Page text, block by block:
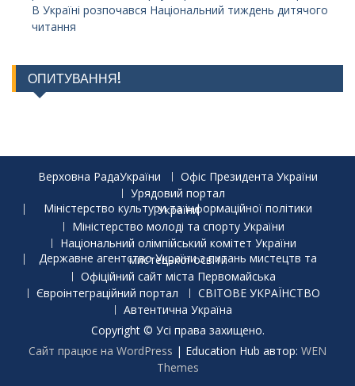
В Україні розпочався Національний тиждень дитячого
читання
ОПИТУВАННЯ!
Верховна РадаУкраїни
Офіс Президента України
Урядовий портал
Міністерство культури та інформаційної політики України
Міністерство молоді та спорту України
Національний олімпійський комітет України
Державне агентство України з питань мистецтв та мистецької освіти
Офіційний сайт міста Первомайська
Євроінтеграційний портал
СВІТОВЕ УКРАЇНСТВО
Автентична Україна
Copyright © Усі права захищено.
Сайт працює на WordPress | Education Hub автор: WEN
Themes